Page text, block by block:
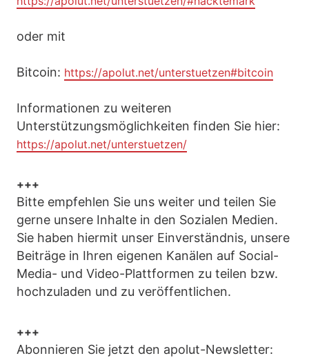
oder mit
Bitcoin: https://apolut.net/unterstuetzen#bitcoin
Informationen zu weiteren
Unterstützungsmöglichkeiten finden Sie hier:
https://apolut.net/unterstuetzen/
+++
Bitte empfehlen Sie uns weiter und teilen Sie
gerne unsere Inhalte in den Sozialen Medien.
Sie haben hiermit unser Einverständnis, unsere
Beiträge in Ihren eigenen Kanälen auf Social-
Media- und Video-Plattformen zu teilen bzw.
hochzuladen und zu veröffentlichen.
+++
Abonnieren Sie jetzt den apolut-Newsletter: